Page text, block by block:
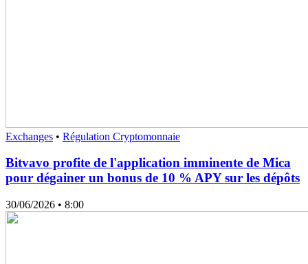
Exchanges • Régulation Cryptomonnaie
Bitvavo profite de l'application imminente de Mica
pour dégainer un bonus de 10 % APY sur les dépôts
30/06/2026 • 8:00